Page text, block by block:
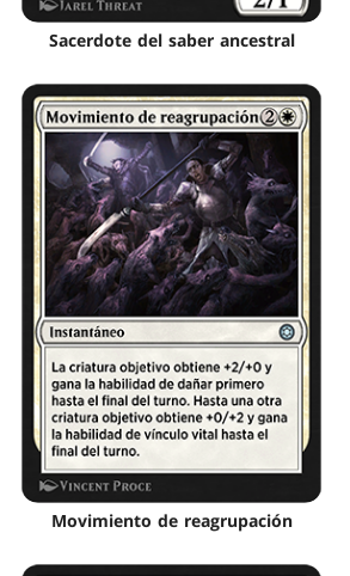
Sacerdote del saber ancestral
Movimiento de reagrupación